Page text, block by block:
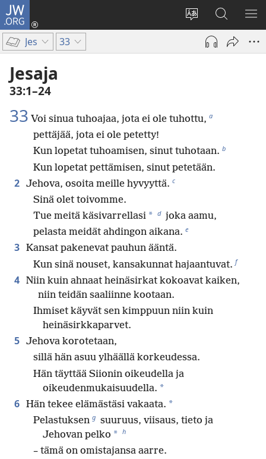
JW.ORG
Vaihda
sivuston
kieli
Kirjaudu
(avaa
ikkunan)
Hae
JW.ORG-
sivustolta
Jes 33
Jesaja
33:1–24
33 Voi sinua tuhoajaa, jota ei ole tuhottu, a
pettäjää, jota ei ole petetty!
Kun lopetat tuhoamisen, sinut tuhotaan. b
Kun lopetat pettämisen, sinut petetään.
2 Jehova, osoita meille hyvyyttä. c
Sinä olet toivomme.
Tue meitä käsivarrellasi * d joka aamu,
pelasta meidät ahdingon aikana. e
3 Kansat pakenevat pauhun ääntä.
Kun sinä nouset, kansakunnat hajaantuvat. f
4 Niin kuin ahnaat heinäsirkat kokoavat kaiken,
niin teidän saaliinne kootaan.
Ihmiset käyvät sen kimppuun niin kuin
heinäsirkkaparvet.
5 Jehova korotetaan,
sillä hän asuu ylhäällä korkeudessa.
Hän täyttää Siionin oikeudella ja
oikeudenmukaisuudella. *
6 Hän tekee elämästäsi vakaata. *
Pelastuksen g suuruus, viisaus, tieto ja
Jehovan pelko * h
– tämä on omistajansa aarre.